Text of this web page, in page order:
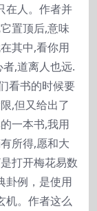
在人。作者并
置顶后,意味
其中,看你用
,道离人也远.
看书的时候要
,但又给出了
一本书,我用
所得,愿和大
打开梅花易数
卦例，是使用
机。作者这么